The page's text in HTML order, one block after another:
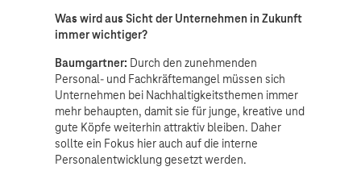
Was wird aus Sicht der Unternehmen in Zukunft
immer wichtiger?
Baumgartner: Durch den zunehmenden
Personal- und Fachkräftemangel müssen sich
Unternehmen bei Nachhaltigkeitsthemen immer
mehr behaupten, damit sie für junge, kreative und
gute Köpfe weiterhin attraktiv bleiben. Daher
sollte ein Fokus hier auch auf die interne
Personalentwicklung gesetzt werden.